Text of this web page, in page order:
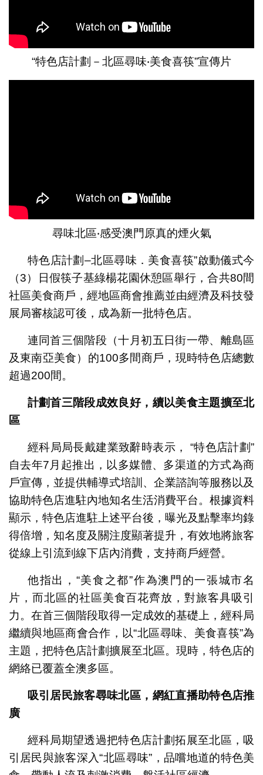
“特色店計劃－北區尋味‧美食喜筷”宣傳片
尋味北區‧感受澳門原真的煙火氣
特色店計劃–北區尋味．美食喜筷”啟動儀式今
（3）日假筷子基綠楊花園休憩區舉行，合共80間
社區美食商戶，經地區商會推薦並由經濟及科技發
展局審核認可後，成為新一批特色店。
連同首三個階段（十月初五日街一帶、離島區
及東南亞美食）的100多間商戶，現時特色店總數
超過200間。
計劃首三階段成效良好，續以美食主題擴至北
區
經科局局長戴建業致辭時表示， “特色店計劃”
自去年7月起推出，以多媒體、多渠道的方式為商
戶宣傳，並提供輔導式培訓、企業諮詢等服務以及
協助特色店進駐內地知名生活消費平台。根據資料
顯示，特色店進駐上述平台後，曝光及點擊率均錄
得倍增，知名度及關注度顯著提升，有效地將旅客
從線上引流到線下店內消費，支持商戶經營。
他指出，“美食之都”作為澳門的一張城市名
片，而北區的社區美食百花齊放，對旅客具吸引
力。在首三個階段取得一定成效的基礎上，經科局
繼續與地區商會合作，以“北區尋味、美食喜筷”為
主題，把特色店計劃擴展至北區。現時，特色店的
網絡已覆蓋全澳多區。
吸引居民旅客尋味北區，網紅直播助特色店推
廣
經科局期望透過把特色店計劃拓展至北區，吸
引居民與旅客深入“北區尋味”，品嚐地道的特色美